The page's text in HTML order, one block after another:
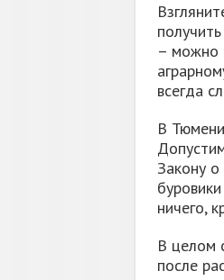
– можно
всегда
В
Закону
ничего,
В целом
после